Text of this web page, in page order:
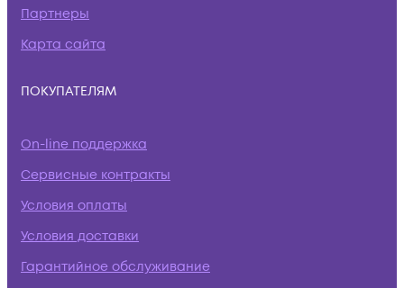
Партнеры
Карта сайта
ПОКУПАТЕЛЯМ
On-line поддержка
Сервисные контракты
Условия оплаты
Условия доставки
Гарантийное обслуживание